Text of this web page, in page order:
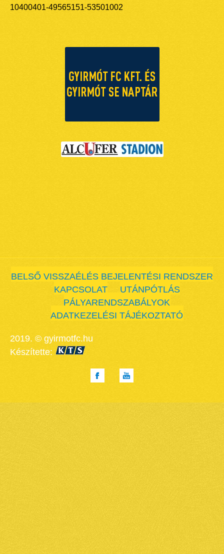
10400401-49565151-53501002
BELSŐ VISSZAÉLÉS BEJELENTÉSI RENDSZER
KAPCSOLAT
UTÁNPÓTLÁS
PÁLYARENDSZABÁLYOK
ADATKEZELÉSI TÁJÉKOZTATÓ
2019. © gyirmotfc.hu
Készítette: